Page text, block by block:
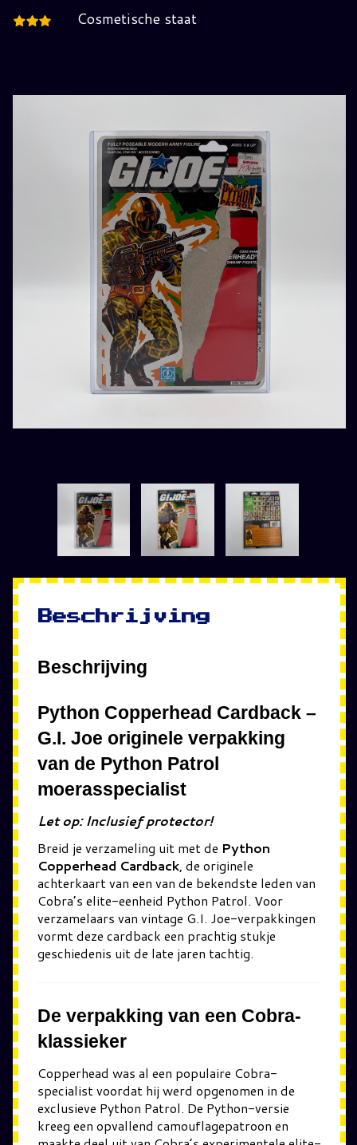
Cosmetische staat
Beschrijving
Beschrijving
Python Copperhead Cardback –
G.I. Joe originele verpakking
van de Python Patrol
moerasspecialist
Let op: Inclusief protector!
Breid je verzameling uit met de Python
Copperhead Cardback, de originele
achterkaart van een van de bekendste leden van
Cobra’s elite-eenheid Python Patrol. Voor
verzamelaars van vintage G.I. Joe-verpakkingen
vormt deze cardback een prachtig stukje
geschiedenis uit de late jaren tachtig.
De verpakking van een Cobra-
klassieker
Copperhead was al een populaire Cobra-
specialist voordat hij werd opgenomen in de
exclusieve Python Patrol. De Python-versie
kreeg een opvallend camouflagepatroon en